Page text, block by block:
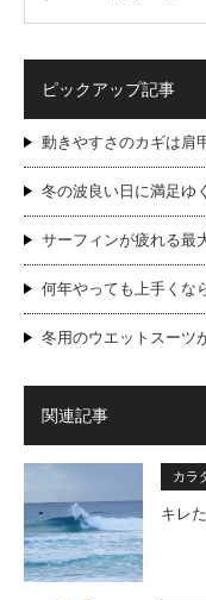
ピックアップ記事
動きやすさのカギは肩
冬の波良い日に満足ゆ
サーフィンが疲れる最
何年やっても上手くな
冬用のウエットスーツ
関連記事
カラ
キレ